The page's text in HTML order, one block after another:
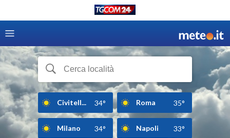
Civitell... 34° Roma 35°
Milano 34° Napoli 33°